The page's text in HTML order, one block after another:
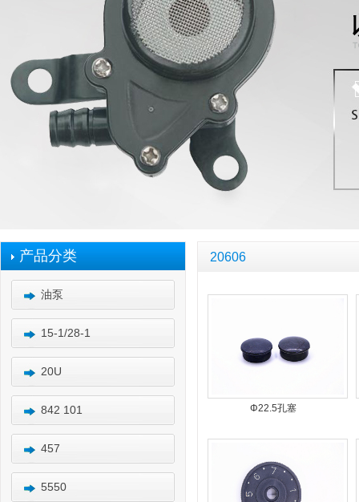
产品分类
油泵
15-1/28-1
20U
842 101
457
5550
20606
Φ22.5孔塞